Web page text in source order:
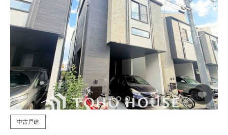
中古戸建